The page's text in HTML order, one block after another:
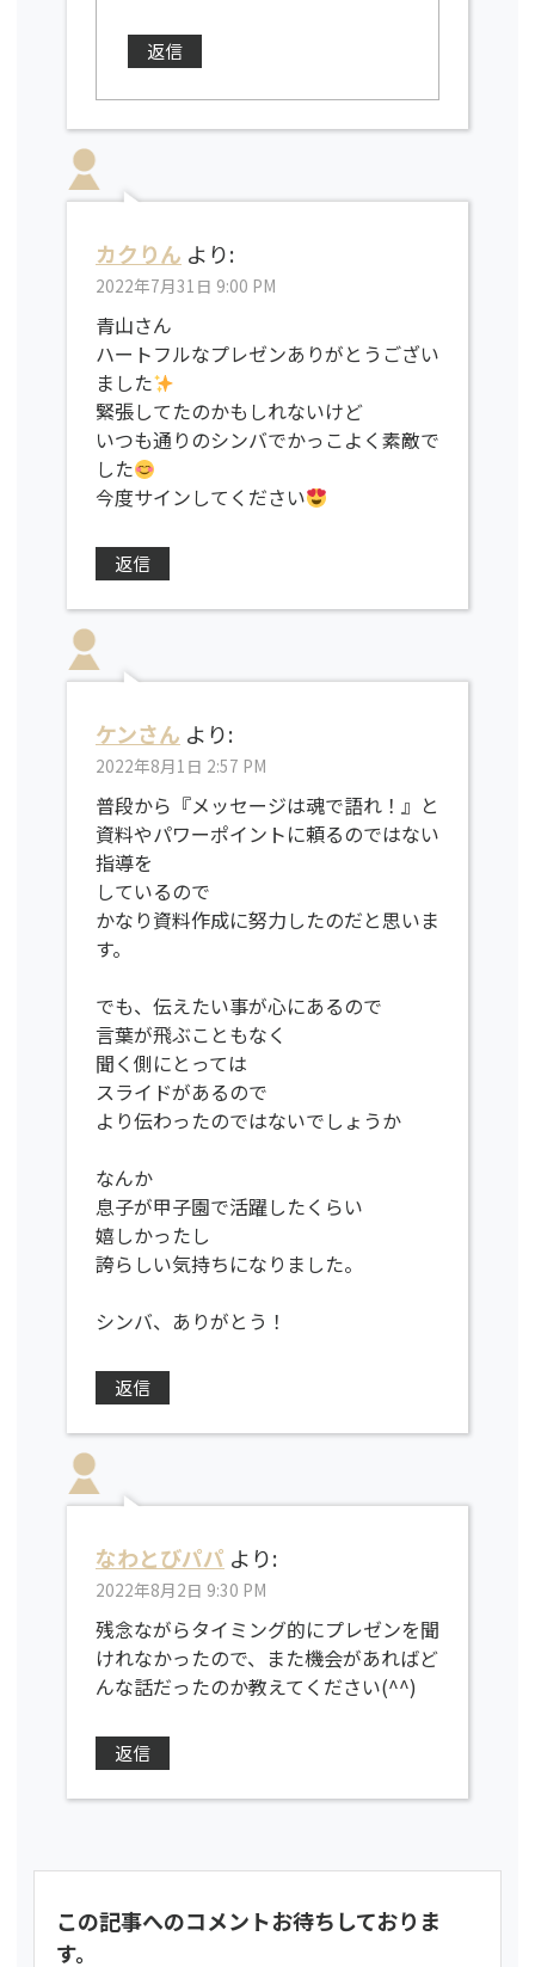
返信
カクりん より:
2022年7月31日 9:00 PM
青山さん
ハートフルなプレゼンありがとうござい
ました
緊張してたのかもしれないけど
いつも通りのシンバでかっこよく素敵で
した
今度サインしてください
返信
ケンさん より:
2022年8月1日 2:57 PM
普段から『メッセージは魂で語れ！』と
資料やパワーポイントに頼るのではない
指導を
しているので
かなり資料作成に努力したのだと思いま
す。
でも、伝えたい事が心にあるので
言葉が飛ぶこともなく
聞く側にとっては
スライドがあるので
より伝わったのではないでしょうか
なんか
息子が甲子園で活躍したくらい
嬉しかったし
誇らしい気持ちになりました。
シンバ、ありがとう！
返信
なわとびパパ より:
2022年8月2日 9:30 PM
残念ながらタイミング的にプレゼンを聞
けれなかったので、また機会があればど
んな話だったのか教えてください(^^)
返信
この記事へのコメントお待ちしておりま
す。